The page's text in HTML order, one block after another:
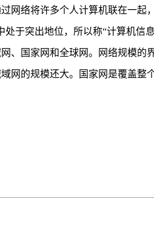
网络将许多个人计算机联在一起
于突出地位，所以称“计算机信
、国家网和全球网。网络规模的
网的规模还大。国家网是覆盖整